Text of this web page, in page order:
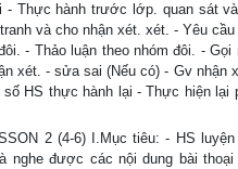
Thực hành trước lớp. quan sát
và cho nhận xét. xét. - Yêu
- Thảo luận theo nhóm đôi. -
xét. - sửa sai (Nếu có) - Gv nhận
HS thực hành lại - Thực hiện lại
2 (4-6) I.Mục tiêu: - HS
được các nội dung bài thoại